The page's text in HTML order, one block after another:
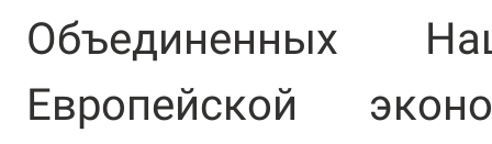
Объединенных
Европейской